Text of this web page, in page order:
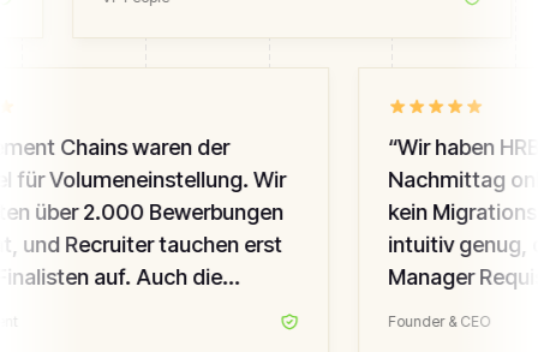
Chains waren der
für Volumeneinstellung. Wir
über 2.000 Bewerbungen
und Recruiter tauchen erst
auf. Auch die
“Wir haben
Nachmittag
kein
intuitiv genug,
Manager
Founder & CEO